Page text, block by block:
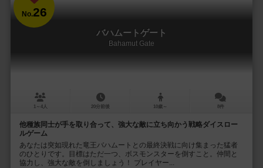
No.26
バハムートゲート
Bahamut Gate
1～4人 20分前後 10歳～ 8件
他種族同士が手を取り合って、強大な敵に立ち向かう戦略ダイスロー
ルゲーム
あなたは突如現れた竜王バハムートとの最終決戦に向け集まった猛者
のひとりです。目標はただ一つ、ボスモンスターを倒すこと。仲間と
協力し、強大な敵を倒しましょう！ プレイヤー...